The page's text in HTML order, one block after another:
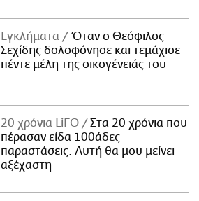
Εγκλήματα
Όταν ο Θεόφιλος
Σεχίδης δολοφόνησε και τεμάχισε
πέντε μέλη της οικογένειάς του
20 χρόνια LiFO
Στα 20 χρόνια που
πέρασαν είδα 100άδες
παραστάσεις. Αυτή θα μου μείνει
αξέχαστη